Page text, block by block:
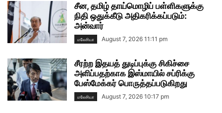
சீன, தமிழ் தாய்மொழிப் பள்ளிகளுக்கு
நிதி ஒதுக்கீடு அதிகரிக்கப்படும்:
அன்வார்
மலேசியா August 7, 2026 11:11 pm
சீரற்ற இதயத் துடிப்புக்கு சிகிச்சை
அளிப்பதற்காக இஸ்மாயில் சப்ரிக்கு
பேஸ்மேக்கர் பொருத்தப்படுகிறது
மலேசியா August 7, 2026 10:17 pm